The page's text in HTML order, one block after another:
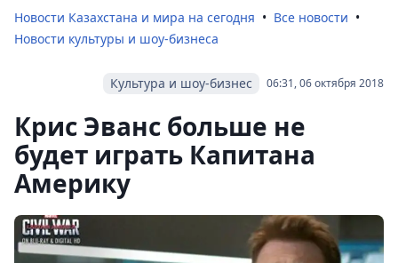
Новости Казахстана и мира на сегодня
Все новости
Новости культуры и шоу-бизнеса
06:31, 06 октября 2018
Культура и шоу-бизнес
Крис Эванс больше не
будет играть Капитана
Америку